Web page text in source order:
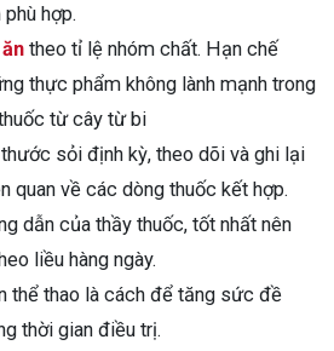
hợp.
theo tỉ lệ nhóm chất. Hạn chế
thực phẩm không lành mạnh trong
từ cây từ bi
sỏi định kỳ, theo dõi và ghi lại
quan về các dòng thuốc kết hợp.
dẫn của thầy thuốc, tốt nhất nên
liều hàng ngày.
thể thao là cách để tăng sức đề
thời gian điều trị.